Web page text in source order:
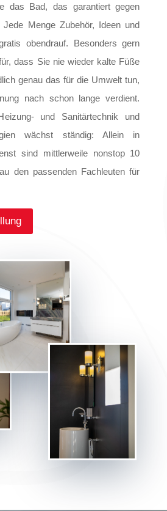
das Bad, das garantiert gegen
Jede Menge Zubehör, Ideen und
obendrauf. Besonders gern
dass Sie nie wieder kalte Füße
genau das für die Umwelt tun,
nach schon lange verdient.
und Sanitärtechnik und
wächst ständig: Allein in
sind mittlerweile nonstop 10
den passenden Fachleuten für